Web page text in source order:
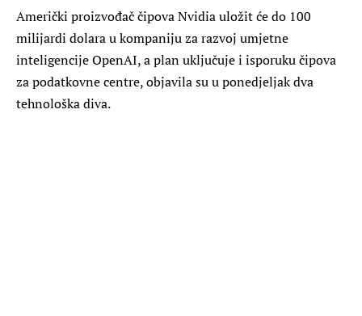
Američki proizvođač čipova Nvidia uložit će do 100
milijardi dolara u kompaniju za razvoj umjetne
inteligencije OpenAI, a plan uključuje i isporuku čipova
za podatkovne centre, objavila su u ponedjeljak dva
tehnološka diva.